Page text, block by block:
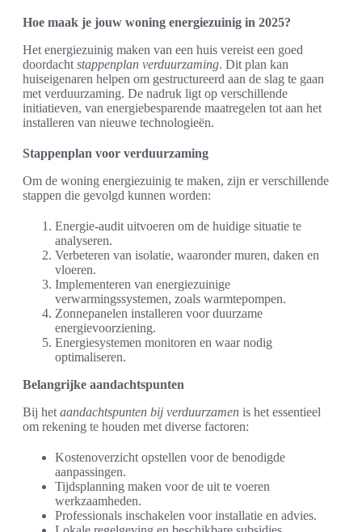
Hoe maak je jouw woning energiezuinig in 2025?
Het energiezuinig maken van een huis vereist een goed
doordacht stappenplan verduurzaming. Dit plan kan
huiseigenaren helpen om gestructureerd aan de slag te gaan
met verduurzaming. De nadruk ligt op verschillende
initiatieven, van energiebesparende maatregelen tot aan het
installeren van nieuwe technologieën.
Stappenplan voor verduurzaming
Om de woning energiezuinig te maken, zijn er verschillende
stappen die gevolgd kunnen worden:
Energie-audit uitvoeren om de huidige situatie te
analyseren.
Verbeteren van isolatie, waaronder muren, daken en
vloeren.
Implementeren van energiezuinige
verwarmingssystemen, zoals warmtepompen.
Zonnepanelen installeren voor duurzame
energievoorziening.
Energiesystemen monitoren en waar nodig
optimaliseren.
Belangrijke aandachtspunten
Bij het aandachtspunten bij verduurzamen is het essentieel
om rekening te houden met diverse factoren:
Kostenoverzicht opstellen voor de benodigde
aanpassingen.
Tijdsplanning maken voor de uit te voeren
werkzaamheden.
Professionals inschakelen voor installatie en advies.